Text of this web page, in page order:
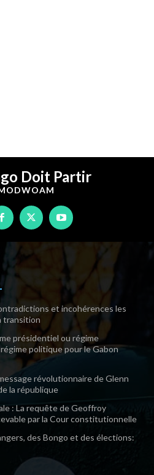
Doit Partir
et incohérences les
transition
présidentiel ou régime
politique pour le Gabon
révolutionnaire de Glenn
la république
: La requête de Geoffroy
par la Cour constitutionnelle
des Bongo et des élections: